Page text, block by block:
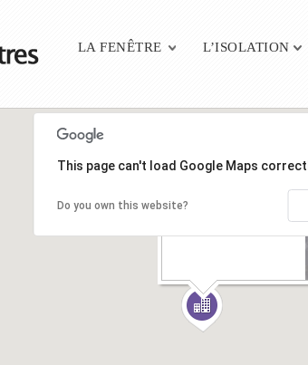
Main menu
LA FENÊTRE L’ISOLATION
14 rue Paul Maino -
EN SAVOIR +
This page can't load Google Maps
Do you own this website?